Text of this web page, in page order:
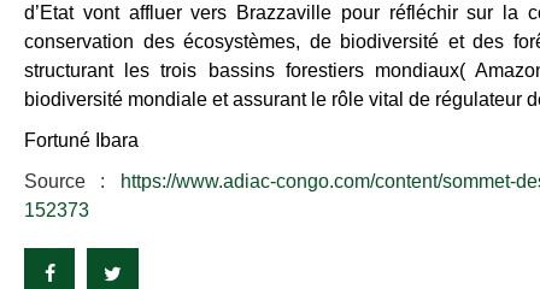
d’Etat vont affluer vers Brazzaville pour réfléchir sur la
conservation des écosystèmes, de biodiversité et des
structurant les trois bassins forestiers mondiaux(
biodiversité mondiale et assurant le rôle vital de régulateur
Fortuné Ibara
Source :
https://www.adiac-congo.com/content/sommet-
152373